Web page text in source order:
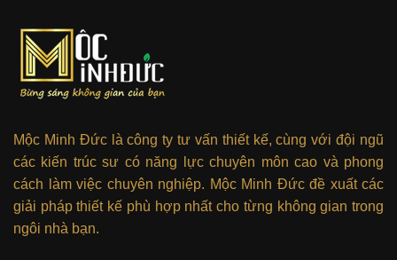
Mộc Minh Đức là công ty tư vấn thiết kế, cùng với đội ngũ
các kiến trúc sư có năng lực chuyên môn cao và phong
cách làm việc chuyên nghiệp. Mộc Minh Đức đề xuất các
giải pháp thiết kế phù hợp nhất cho từng không gian trong
ngôi nhà bạn.